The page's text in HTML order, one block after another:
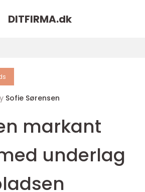
DITFIRMA.dk
Sofie Sørensen
markant
underlag